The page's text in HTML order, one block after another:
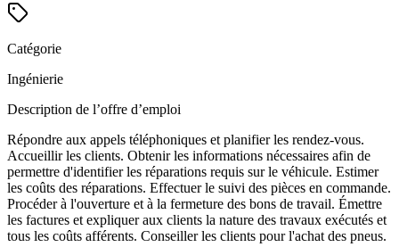
Catégorie
Ingénierie
Description de l’offre d’emploi
Répondre aux appels téléphoniques et planifier les rendez-vous.
Accueillir les clients. Obtenir les informations nécessaires afin de
permettre d'identifier les réparations requis sur le véhicule. Estimer
les coûts des réparations. Effectuer le suivi des pièces en commande.
Procéder à l'ouverture et à la fermeture des bons de travail. Émettre
les factures et expliquer aux clients la nature des travaux exécutés et
tous les coûts afférents. Conseiller les clients pour l'achat des pneus.